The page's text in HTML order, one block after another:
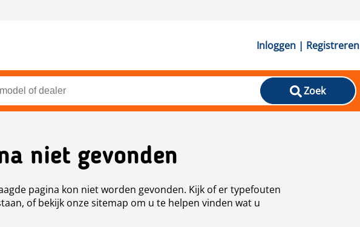
Inloggen | Registreren
Zoek
niet gevonden
pagina kon niet worden gevonden. Kijk of er typefouten
of bekijk onze sitemap om u te helpen vinden wat u